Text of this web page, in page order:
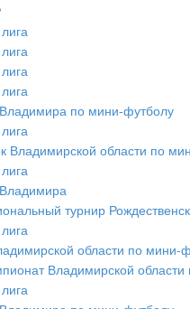
Владимира по мини-футболу
Владимирской области по
турнир
области по мини-
Владимирской